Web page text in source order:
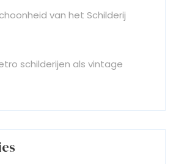
van het Schilderij
schilderijen als vintage